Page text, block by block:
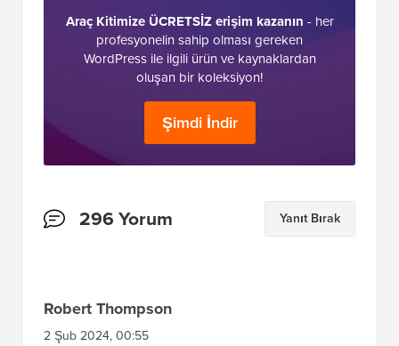
Araç Kitimize ÜCRETSİZ erişim kazanın - her
profesyonelin sahip olması gereken
WordPress ile ilgili ürün ve kaynaklardan
oluşan bir koleksiyon!
Şimdi İndir
Okuyucu296 Yorum Yanıt Bırak
Robert Thompson
2 Şub 2024, 00:55